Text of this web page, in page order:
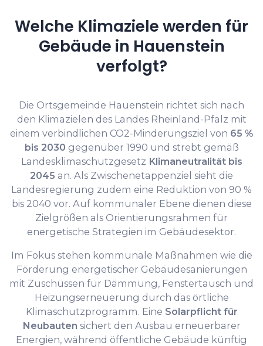
Welche Klimaziele werden für
Gebäude in Hauenstein
verfolgt?
Die Ortsgemeinde Hauenstein richtet sich nach
den Klimazielen des Landes Rheinland-Pfalz mit
einem verbindlichen CO2-Minderungsziel von 65 %
bis 2030 gegenüber 1990 und strebt gemäß
Landesklimaschutzgesetz Klimaneutralität bis
2045 an. Als Zwischenetappenziel sieht die
Landesregierung zudem eine Reduktion von 90 %
bis 2040 vor. Auf kommunaler Ebene dienen diese
Zielgrößen als Orientierungsrahmen für
energetische Strategien im Gebäudesektor.
Im Fokus stehen kommunale Maßnahmen wie die
Förderung energetischer Gebäudesanierungen
mit Zuschüssen für Dämmung, Fenstertausch und
Heizungserneuerung durch das örtliche
Klimaschutzprogramm. Eine Solarpflicht für
Neubauten sichert den Ausbau erneuerbarer
Energien, während öffentliche Gebäude künftig